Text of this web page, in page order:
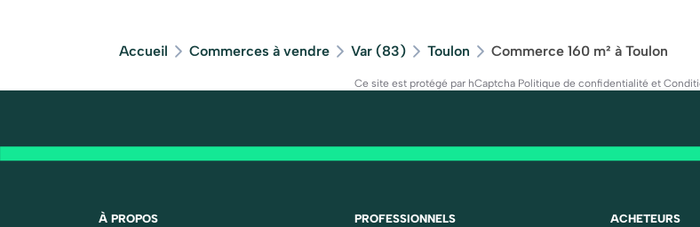
Accueil Commerces à vendre Var (83) Toulon Commerce 160 m² à Toulon
Ce site est protégé par hCaptcha Politique de confidentialitéet
À PROPOS PROFESSIONNELS ACHETEURS